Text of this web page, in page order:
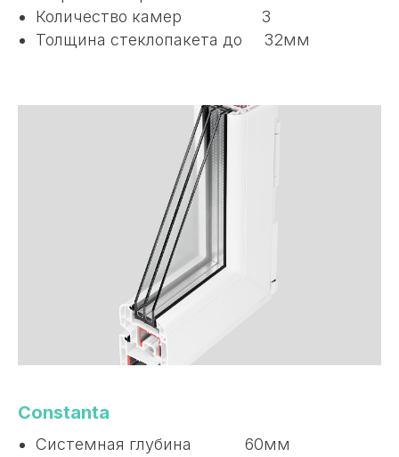
Количество камер 3
Толщина стеклопакета до 32мм
Constanta
Системная глубина 60мм